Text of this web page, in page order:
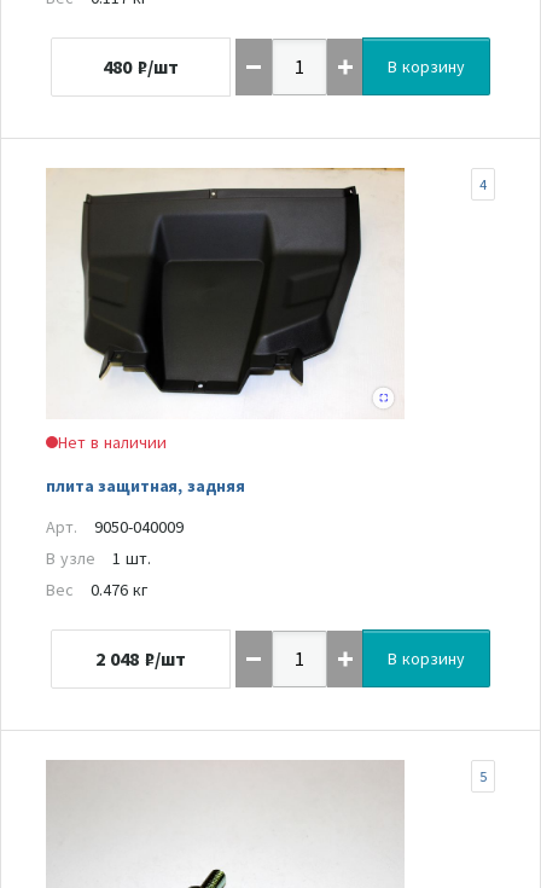
480 ₽/шт В корзину
Нет в наличии
плита защитная, задняя
4
Арт.
9050-040009
В узле
1 шт.
Вес
0.476 кг
2 048 ₽/шт В корзину
5